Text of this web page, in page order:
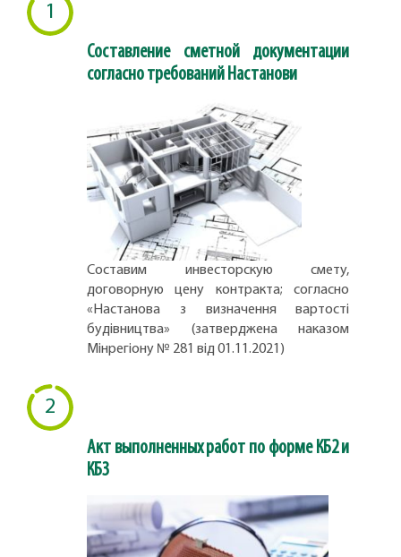
1
Составление сметной документации
согласно требований Настанови
Составим инвесторскую смету,
договорную цену контракта; согласно
«Настанова з визначення вартості
будівництва» (затверджена наказом
Мінрегіону № 281 від 01.11.2021)
2
Акт выполненных работ по форме КБ2 и
КБ3